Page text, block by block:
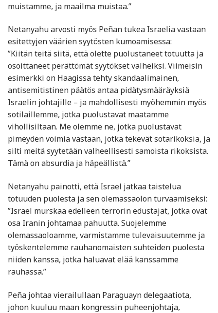
muistamme, ja maailma muistaa.”
Netanyahu arvosti myös Peñan tukea Israelia vastaan
esitettyjen väärien syytösten kumoamisessa:
”Kiitän teitä siitä, että olette puolustaneet totuutta ja
osoittaneet perättömät syytökset valheiksi. Viimeisin
esimerkki on Haagissa tehty skandaalimainen,
antisemitistinen päätös antaa pidätysmääräyksiä
Israelin johtajille – ja mahdollisesti myöhemmin myös
sotilaillemme, jotka puolustavat maatamme
vihollisiltaan. Me olemme ne, jotka puolustavat
pimeyden voimia vastaan, jotka tekevät sotarikoksia, ja
silti meitä syytetään valheellisesti samoista rikoksista.
Tämä on absurdia ja häpeällistä.”
Netanyahu painotti, että Israel jatkaa taistelua
totuuden puolesta ja sen olemassaolon turvaamiseksi:
”Israel murskaa edelleen terrorin edustajat, jotka ovat
osa Iranin johtamaa pahuutta. Suojelemme
olemassaoloamme, varmistamme tulevaisuutemme ja
työskentelemme rauhanomaisten suhteiden puolesta
niiden kanssa, jotka haluavat elää kanssamme
rauhassa.”
Peña johtaa vierailullaan Paraguayn delegaatiota,
johon kuuluu maan kongressin puheenjohtaja,